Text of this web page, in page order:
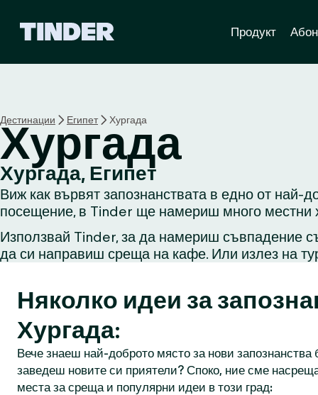
Н
а
ч
а
л
о
Продукт
Дестинации Египет Хургада
Хургада
Хургада, Египет
Виж как вървят запознанствата в едно от най-
посещение, в Tinder ще намериш много местни
Използвай Tinder, за да намериш съвпадение
да си направиш среща на кафе. Или излез на
Няколко идеи за
Хургада:
Вече знаеш най-доброто място за нови
заведеш новите си приятели? Споко, ние сме
места за среща и популярни идеи в този град: